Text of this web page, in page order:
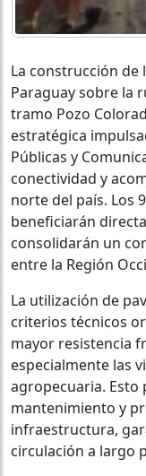
La construcción
Paraguay sobre la
tramo Pozo
estratégica
Públicas y
conectividad y
norte del país. Los
beneficiarán
consolidarán un
entre la Región
La utilización de
criterios técnicos
mayor resistencia
especialmente las
agropecuaria.
mantenimiento y
infraestructura,
circulación a largo